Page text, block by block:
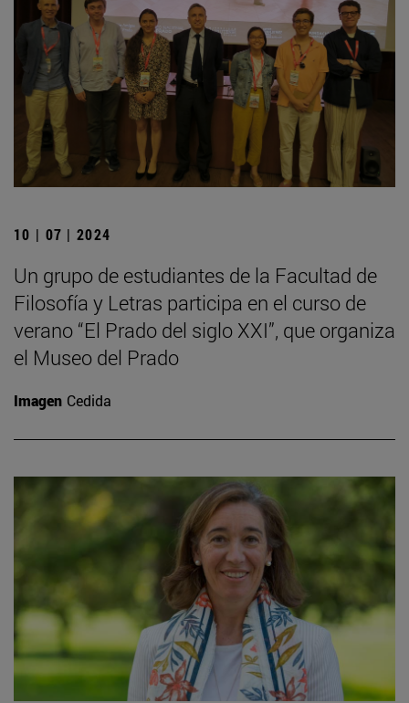
10 | 07 | 2024
Un grupo de estudiantes de la Facultad de
Filosofía y Letras participa en el curso de
verano “El Prado del siglo XXI”, que organiza
el Museo del Prado
Imagen Cedida